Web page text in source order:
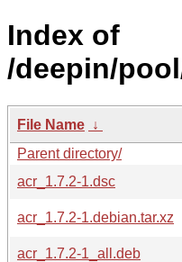
Index of
/deepin/
File Name ↓
Parent directory/
acr_1.7.2-1.dsc
acr_1.7.2-1.debian.tar.xz
acr_1.7.2-1_all.deb